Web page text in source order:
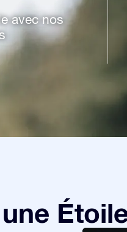
avec nos